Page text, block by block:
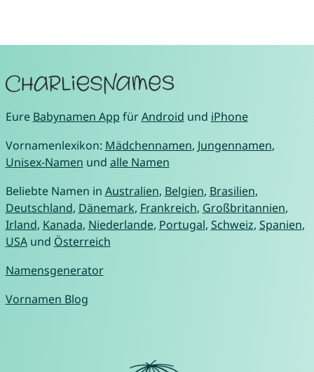
Eure Babynamen App fürAndroid und iPhone
Vornamenlexikon: Mädchennamen, Jungennamen,
Unisex-Namen und alle Namen
Beliebte Namen in Australien, Belgien, Brasilien,
Deutschland, Dänemark, Frankreich, Großbritannien,
Irland, Kanada, Niederlande, Portugal, Schweiz, Spanien,
USAund Österreich
Namensgenerator
Vornamen Blog